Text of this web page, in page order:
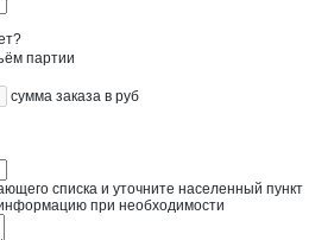
партии
сумма заказа в руб
списка и уточните населенный пункт
при необходимости